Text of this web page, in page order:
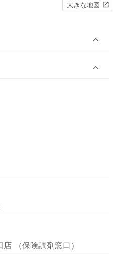
大きな地図
（保険調剤窓口）